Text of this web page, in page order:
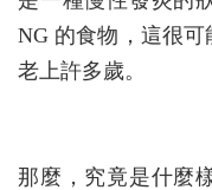
NG 的食物，這很
老上許多歲。
那麼，究竟是什麼